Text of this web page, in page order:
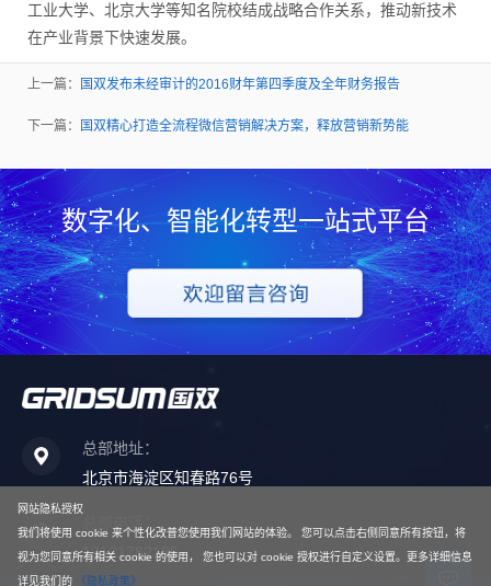
工业大学、北京大学等知名院校结成战略合作关系，推动新技术
在产业背景下快速发展。
上一篇： 国双发布未经审计的2016财年第四季度及全年财务报告
下一篇： 国双精心打造全流程微信营销解决方案，释放营销新势能
数字化、智能化转型一站式平台
总部地址：
北京市海淀区知春路76号
13121782185
网站隐私授权
我们将使用 cookie 来个性化改普您使用我们网站的体验。 您可以点击右侧同意所有按钮，将
视为您同意所有相关 cookie 的使用， 您也可以对 cookie 授权进行自定义设置。更多详细信息
详见我们的
《隐私政策》